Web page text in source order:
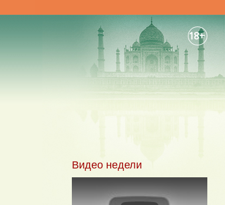
18+
Видео недели